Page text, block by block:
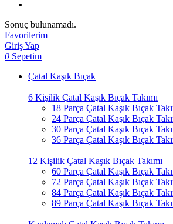
Sonuç bulunamadı.
Favorilerim
Giriş Yap
0 Sepetim
Çatal Kaşık Bıçak
6 Kişilik Çatal Kaşık Bıçak Takımı
18 Parça Çatal Kaşık Bıçak
24 Parça Çatal Kaşık Bıçak
30 Parça Çatal Kaşık Bıçak
36 Parça Çatal Kaşık Bıçak
12 Kişilik Çatal Kaşık Bıçak Takımı
60 Parça Çatal Kaşık Bıçak
72 Parça Çatal Kaşık Bıçak
84 Parça Çatal Kaşık Bıçak
89 Parça Çatal Kaşık Bıçak